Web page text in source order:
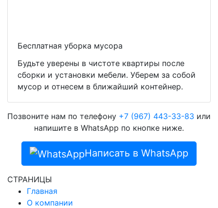
Бесплатная уборка мусора
Будьте уверены в чистоте квартиры после
сборки и установки мебели. Уберем за собой
мусор и отнесем в ближайший контейнер.
Позвоните нам по телефону +7 (967) 443-33-83 или
напишите в WhatsApp по кнопке ниже.
Написать в WhatsApp
СТРАНИЦЫ
Главная
О компании